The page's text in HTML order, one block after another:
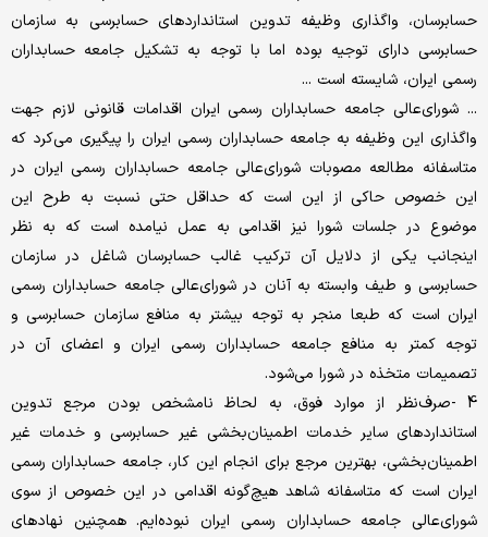
حسابرسان، واگذاری وظیفه تدوین استانداردهای حسابرسی به سازمان
حسابرسی دارای توجیه بوده اما با توجه به تشکیل جامعه حسابداران
رسمی ایران، شایسته است ...
... شورای‌عالی جامعه حسابداران رسمی ایران اقدامات قانونی لازم جهت
واگذاری این وظیفه به جامعه حسابداران رسمی ایران را پیگیری می‌کرد که
متاسفانه مطالعه مصوبات شورای‌عالی جامعه حسابداران رسمی ایران در
این خصوص حاکی از این است که حداقل حتی نسبت به طرح این
موضوع در جلسات شورا نیز اقدامی به عمل نیامده است که به نظر
اینجانب یکی از دلایل آن ترکیب غالب حسابرسان شاغل در سازمان
حسابرسی و طیف وابسته به آنان در شورای‌عالی جامعه حسابداران رسمی
ایران است که طبعا منجر به توجه بیشتر به منافع سازمان حسابرسی و
توجه کمتر به منافع جامعه حسابداران رسمی ایران و اعضای آن در
تصمیمات متخذه در شورا می‌شود.
4 -صرف‌نظر از موارد فوق، به لحاظ نامشخص بودن مرجع تدوین
استانداردهای سایر خدمات اطمینان‎‌بخشی غیر حسابرسی و خدمات غیر
اطمینان‌بخشی، بهترین مرجع برای انجام این کار، جامعه حسابداران رسمی
ایران است که متاسفانه شاهد هیچ‌گونه اقدامی در این خصوص از سوی
شورای‌عالی جامعه حسابداران رسمی ایران نبوده‌ایم. همچنین نهادهای